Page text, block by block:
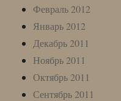
Февраль 2012
Январь 2012
Декабрь 2011
Ноябрь 2011
Октябрь 2011
Сентябрь 2011